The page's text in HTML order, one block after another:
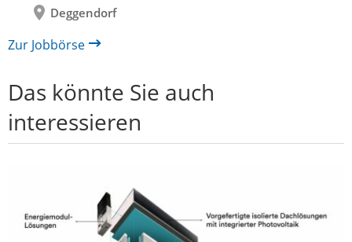
Deggendorf
Zur Jobbörse
Das könnte Sie auch
interessieren